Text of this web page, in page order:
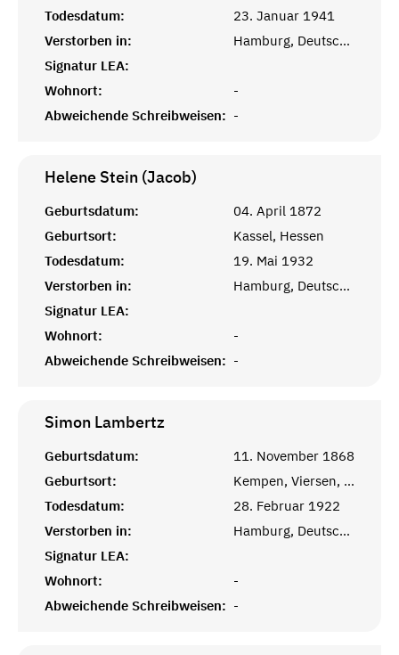
Todesdatum:
23. Januar 1941
Verstorben in:
Hamburg, Deutsches Reich
Signatur LEA:
Wohnort:
-
Abweichende Schreibweisen: -
Helene Stein (Jacob)
Geburtsdatum:
04. April 1872
Geburtsort:
Kassel, Hessen
Todesdatum:
19. Mai 1932
Verstorben in:
Hamburg, Deutsches Reich
Signatur LEA:
Wohnort:
-
Abweichende Schreibweisen: -
Simon Lambertz
Geburtsdatum:
11. November 1868
Geburtsort:
Kempen, Viersen, Rheinland
Todesdatum:
28. Februar 1922
Verstorben in:
Hamburg, Deutsches Reich
Signatur LEA:
Wohnort:
-
Abweichende Schreibweisen: -